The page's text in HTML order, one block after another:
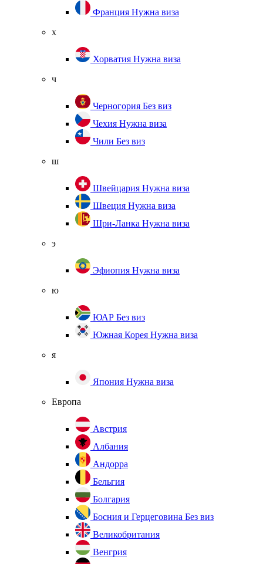
Франция Нужна виза
х
Хорватия Нужна виза
ч
Черногория Без виз
Чехия Нужна виза
Чили Без виз
ш
Швейцария Нужна виза
Швеция Нужна виза
Шри-Ланка Нужна виза
э
Эфиопия Нужна виза
ю
ЮАР Без виз
Южная Корея Нужна виза
я
Япония Нужна виза
Европа
Австрия
Албания
Андорра
Бельгия
Болгария
Босния и Герцеговина Без виз
Великобритания
Венгрия